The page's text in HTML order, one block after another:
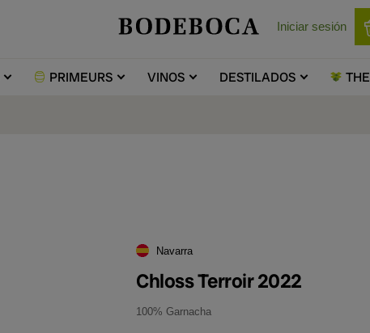
Iniciar sesión
PRIMEURS VINOS DESTILADOS THE
Navarra
Chloss Terroir 2022
100% Garnacha